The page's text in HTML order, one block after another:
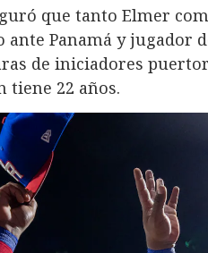
que tanto Elmer
ante Panamá y jugador
de iniciadores
tiene 22 años.